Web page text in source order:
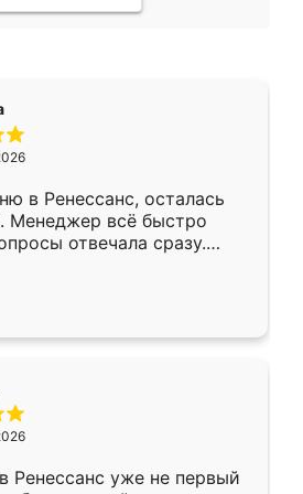
в Ренессанс, осталась
Менеджер всё быстро
отвечала сразу.
в субботу, подошёл к
Собрали
аккуратно, даже
Ренессанс уже не первый